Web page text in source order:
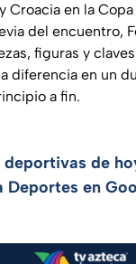
Croacia en la
del encuentro,
figuras y
diferencia en un
a fin.
deportivas de
Deportes en